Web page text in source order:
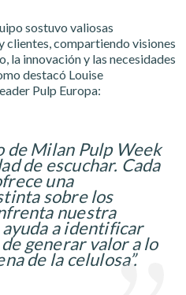
sostuvo valiosas
clientes, compartiendo visiones
la innovación y las necesidades
destacó Louise
Pulp Europa:
de Milan Pulp Week
de escuchar. Cada
una
sobre los
nuestra
a identificar
generar valor a lo
de la celulosa”.